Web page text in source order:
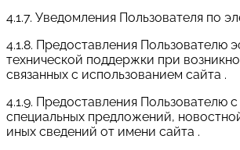
4.1.7. Уведомления Пользователя по
4.1.8. Предоставления Пользователю
технической поддержки при
связанных с использованием сайта .
4.1.9. Предоставления Пользователю с
специальных предложений,
иных сведений от имени сайта .